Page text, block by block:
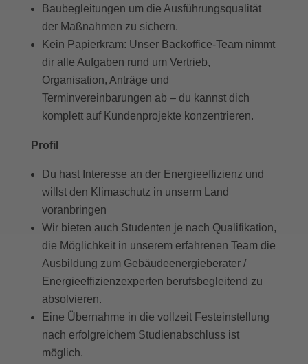
Baubegleitungen um die Ausführungsqualität
der Maßnahmen zu sichern.
Kein Papierkram: Unser Backoffice-Team nimmt
dir alle Aufgaben rund um Vertrieb,
Organisation, Anträge und
Terminvereinbarungen ab – du kannst dich
komplett auf Kundenprojekte konzentrieren.
Profil
Du hast Interesse an der Energieeffizienz und
willst den Klimaschutz in unserm Land
voranbringen
Wir bieten auch Studenten je nach Qualifikation,
die Möglichkeit in unserem erfahrenen Team die
Ausbildung zum Gebäudeenergieberater /
Energieeffizienzexperten berufsbegleitend zu
absolvieren.
Eine Übernahme in die vollzeit Festeinstellung
nach erfolgreichem Studienabschluss ist
möglich.